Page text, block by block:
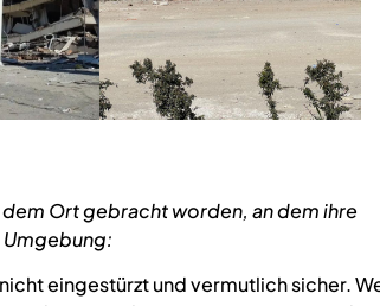
Ort gebracht worden, an dem ihre
eingestürzt und vermutlich sicher.